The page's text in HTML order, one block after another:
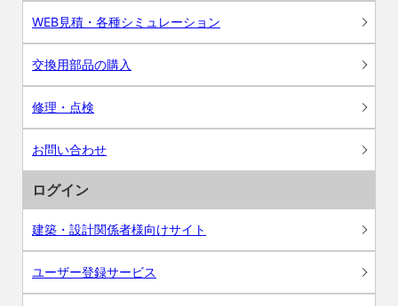
WEB見積・各種シミュレーション
交換用部品の購入
修理・点検
お問い合わせ
ログイン
建築・設計関係者様向けサイト
ユーザー登録サービス